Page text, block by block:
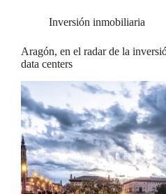
Inversión inmobiliaria
Aragón, en el radar de la
data centers